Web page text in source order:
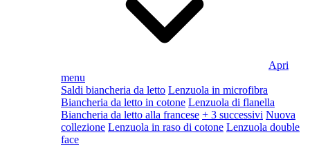
Apri
menu
Saldi biancheria da letto Lenzuola in microfibra
Biancheria da letto in cotone Lenzuola di flanella
Biancheria da letto alla francese + 3 successivi Nuova
collezione Lenzuola in raso di cotone Lenzuola double
face